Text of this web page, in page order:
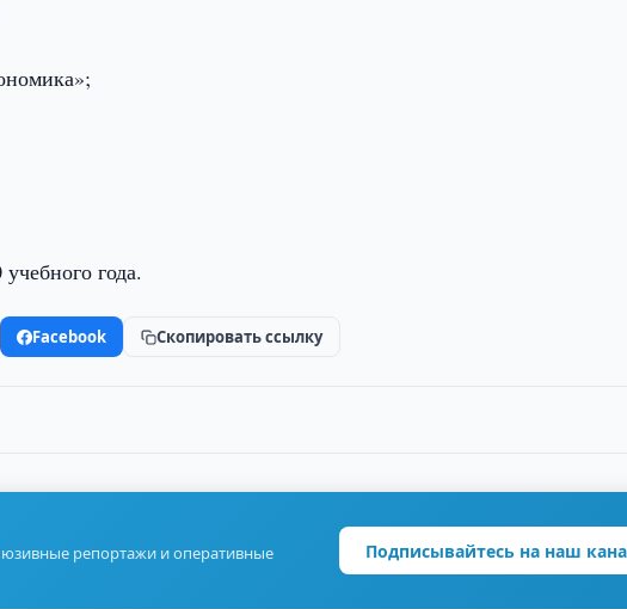
года.
Facebook Скопировать ссылку
репортажи и оперативные
Подписывайтесь на наш